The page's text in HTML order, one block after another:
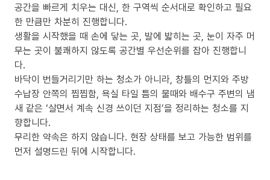
공간을 빠르게 치우는 대신, 한 구역씩 순서대로 확인하고 필요
한 만큼만 차분히 진행합니다.
생활을 시작했을 때 손에 닿는 곳, 발에 밟히는 곳, 눈이 자주 머
무는 곳이 불쾌하지 않도록 공간별 우선순위를 잡아 진행합니
다.
바닥이 번들거리기만 하는 청소가 아니라, 창틀의 먼지와 주방
수납장 안쪽의 찝찝함, 욕실 타일 틈의 물때와 배수구 주변의 냄
새 같은 ‘살면서 계속 신경 쓰이던 지점’을 정리하는 청소를 지
향합니다.
무리한 약속은 하지 않습니다. 현장 상태를 보고 가능한 범위를
먼저 설명드린 뒤에 시작합니다.